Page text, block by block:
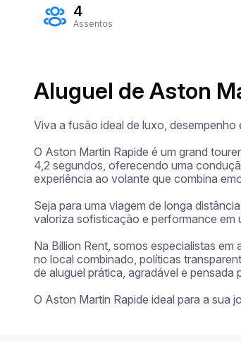
4
Assentos
Aluguel de Aston
Viva a fusão ideal de luxo,
O Aston Martin Rapide é um grand
4,2 segundos, oferecendo uma
experiência ao volante que combina
Seja para uma viagem de longa
valoriza sofisticação e performance em
Na Billion Rent, somos especialistas
no local combinado, políticas
de aluguel prática, agradável e pensada
O Aston Martin Rapide ideal para a